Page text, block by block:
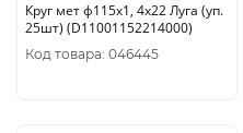
Круг мет ф115х1, 4х22 Луга (уп.
25шт) (D11001152214000)
Код товара: 046445